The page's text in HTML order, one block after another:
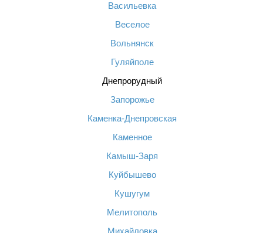
Васильевка
Веселое
Вольнянск
Гуляйполе
Днепрорудный
Запорожье
Каменка-Днепровская
Каменное
Камыш-Заря
Куйбышево
Кушугум
Мелитополь
Михайловка